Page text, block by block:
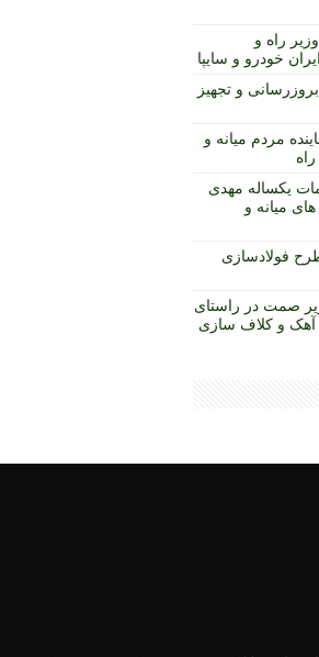
راه و
خودرو و سایپا
برای بروزرسانی و تجهیز
مردم میانه و
یکساله مهدی
میانه و
نفری در طرح فولادسازی
صمت در راستای
آهک و کلاف سازی